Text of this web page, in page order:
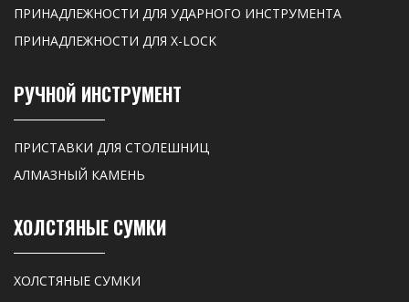
ПРИНАДЛЕЖНОСТИ ДЛЯ УДАРНОГО ИНСТРУМЕНТА
ПРИНАДЛЕЖНОСТИ ДЛЯ X-LOCK
РУЧНОЙ ИНСТРУМЕНТ
ПРИСТАВКИ ДЛЯ СТОЛЕШНИЦ
АЛМАЗНЫЙ КАМЕНЬ
ХОЛСТЯНЫЕ СУМКИ
ХОЛСТЯНЫЕ СУМКИ